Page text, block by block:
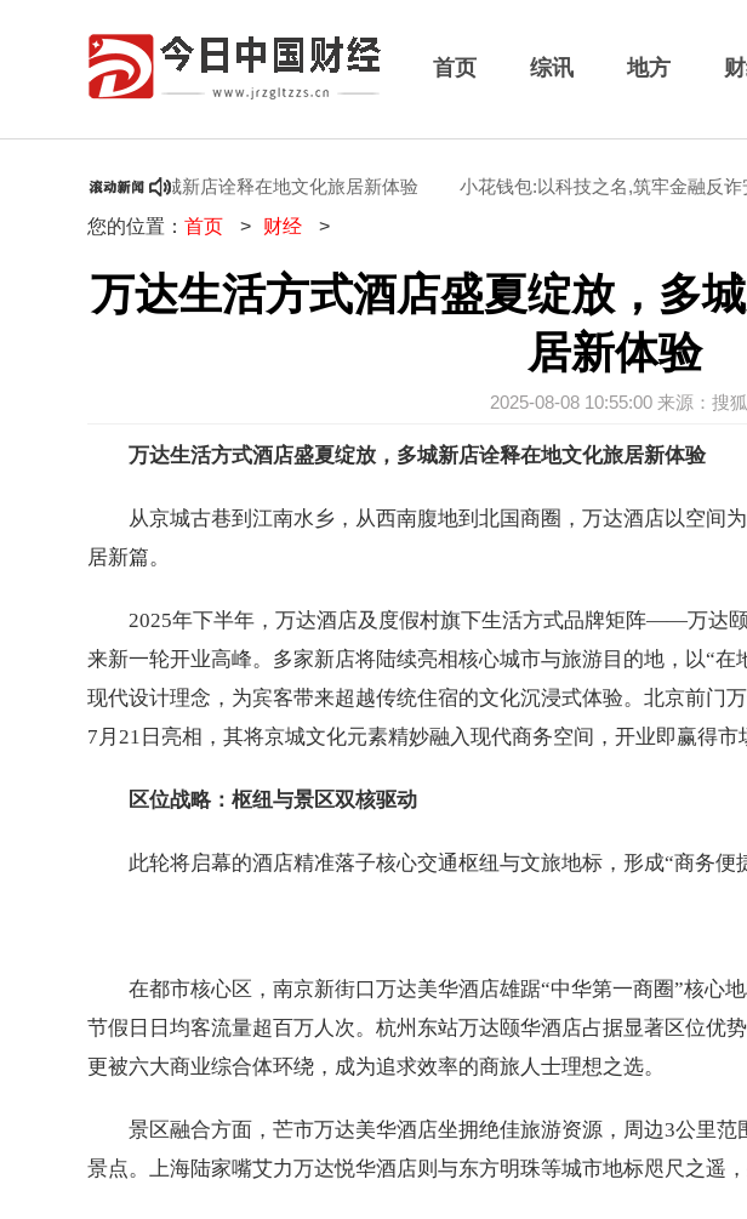
首页 综讯 地方
盛夏绽放，多城新店诠释在地文化旅居新体验 小花钱包:以科技之名,筑牢金融反诈安全
您的位置： 首页 > 财经 >
万达生活方式酒店盛夏绽放，多
居新体验
2025-08-08 10:55:00 来源：搜狐
万达生活方式酒店盛夏绽放，多城新店诠释在地文化旅居新体验
从京城古巷到江南水乡，从西南腹地到北国商圈，万达酒店以空间
居新篇。
2025年下半年，万达酒店及度假村旗下生活方式品牌矩阵——万达
来新一轮开业高峰。多家新店将陆续亮相核心城市与旅游目的地，以“
现代设计理念，为宾客带来超越传统住宿的文化沉浸式体验。北京前门
7月21日亮相，其将京城文化元素精妙融入现代商务空间，开业即赢得市
区位战略：枢纽与景区双核驱动
此轮将启幕的酒店精准落子核心交通枢纽与文旅地标，形成“商务便
在都市核心区，南京新街口万达美华酒店雄踞“中华第一商圈”核心
节假日日均客流量超百万人次。杭州东站万达颐华酒店占据显著区位优
更被六大商业综合体环绕，成为追求效率的商旅人士理想之选。
景区融合方面，芒市万达美华酒店坐拥绝佳旅游资源，周边3公里
景点。上海陆家嘴艾力万达悦华酒店则与东方明珠等城市地标咫尺之遥